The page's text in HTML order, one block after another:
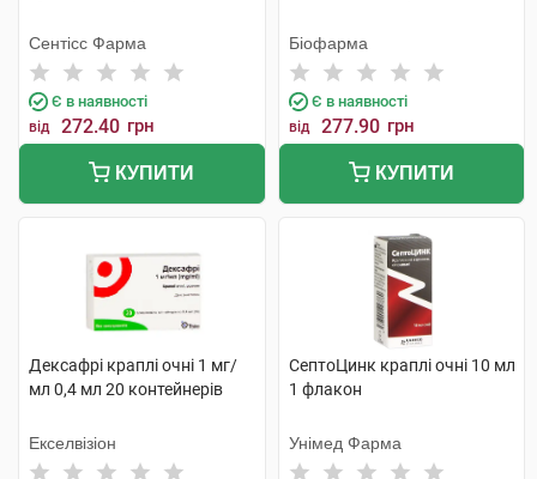
Сентісс Фарма
Є в наявності
від 272.40 грн
КУПИТИ
Біофарма
Є в наявності
від 277.90 грн
КУПИТИ
Дексафрі краплі очні 1 мг/
мл 0,4 мл 20 контейнерів
Екселвізіон
СептоЦинк краплі очні 10 мл
1 флакон
Унімед Фарма